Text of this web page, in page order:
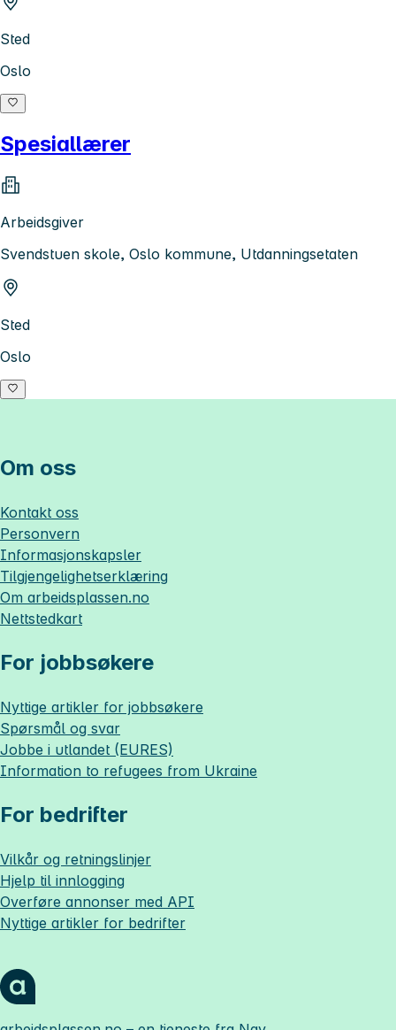
Sted
Oslo
Spesiallærer
Arbeidsgiver
Svendstuen skole, Oslo kommune, Utdanningsetaten
Sted
Oslo
Om oss
Kontakt oss
Personvern
Informasjonskapsler
Tilgjengelighetserklæring
Om arbeidsplassen.no
Nettstedkart
For jobbsøkere
Nyttige artikler for jobbsøkere
Spørsmål og svar
Jobbe i utlandet (EURES)
Information to refugees from Ukraine
For bedrifter
Vilkår og retningslinjer
Hjelp til innlogging
Overføre annonser med API
Nyttige artikler for bedrifter